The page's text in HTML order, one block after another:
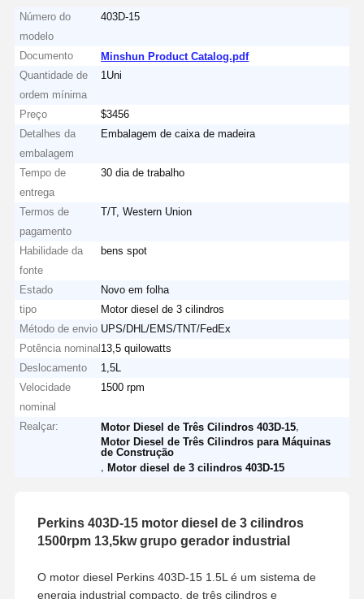
Número do
modelo
403D-15
Documento
Minshun Product Catalog.pdf
Quantidade de
ordem mínima
1Uni
Preço
$3456
Detalhes da
embalagem
Embalagem de caixa de madeira
Tempo de
entrega
30 dia de trabalho
Termos de
pagamento
T/T, Western Union
Habilidade da
fonte
bens spot
Estado
Novo em folha
tipo
Motor diesel de 3 cilindros
Método de envio UPS/DHL/EMS/TNT/FedEx
Potência nominal 13,5 quilowatts
Deslocamento
1,5L
Velocidade
nominal
1500 rpm
Realçar: Motor Diesel de Três Cilindros 403D-15
Motor Diesel de Três Cilindros para Máquinas
de Construção
,Motor diesel de 3 cilindros 403D-15
Perkins 403D-15 motor diesel de 3 cilindros
1500rpm 13,5kw grupo gerador industrial
O motor diesel Perkins 403D-15 1.5L é um sistema de
energia industrial compacto, de três cilindros e